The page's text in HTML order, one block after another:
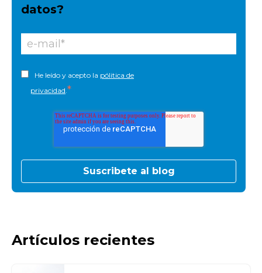
datos?
He leído y acepto la pólitica de
privacidad.*
Artículos recientes